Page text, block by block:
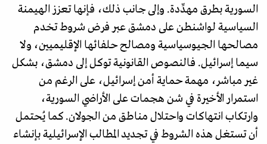
السورية بطرق مهدِّدة. وإلى جانب ذلك، فإنها تعزز الهيمنة
السياسية لواشنطن على دمشق عبر فرض شروط تخدم
مصالحها الجيوسياسية ومصالح حلفائها الإقليميين، ولا
سيما إسرائيل. فالنصوص القانونية توكل إلى دمشق، بشكل
غير مباشر، مهمة حماية أمن إسرائيل، على الرغم من
استمرار الأخيرة في شن هجمات على الأراضي السورية،
وارتكاب انتهاكات واحتلال مناطق من الجولان. كما يُحتمل
أن تستغل هذه الشروط في تجديد المطالب الإسرائيلية بإنشاء